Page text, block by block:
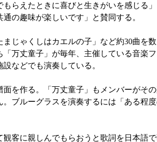
らえたときに喜びと生きがいを感じる
の趣味が楽しいです」と賛同する。
じゃくしはカエルの子」など約30曲を数
万丈童子」が毎年、主催している音楽
などでも演奏している。
を作る。「万丈童子」もメンバーがそ
ブルーグラスを演奏するには「ある程
客に親しんでもらおうと歌詞を日本語